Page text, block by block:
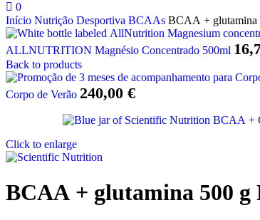
0
Início Nutrição Desportiva BCAAs BCAA + glutamina
ALLNUTRITION Magnésio Concentrado 500ml
Back to products
Corpo de Verão 240,00 €
Click to enlarge
BCAA + glutamina 500 g